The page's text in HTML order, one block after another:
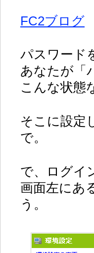
FC2ブログ
パスワード
あなたが「
こんな状態
そこに設定
で。
で、ログイ
画面左にあ
う。